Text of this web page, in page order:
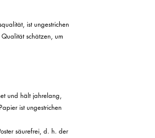
ist ungestrichen
schätzen, um
und hält jahrelang,
ist ungestrichen
säurefrei, d. h. der